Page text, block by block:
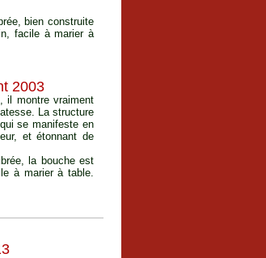
bien construite
facile à marier à
2003
il montre vraiment
La structure
se manifeste en
et étonnant de
la bouche est
à marier à table.